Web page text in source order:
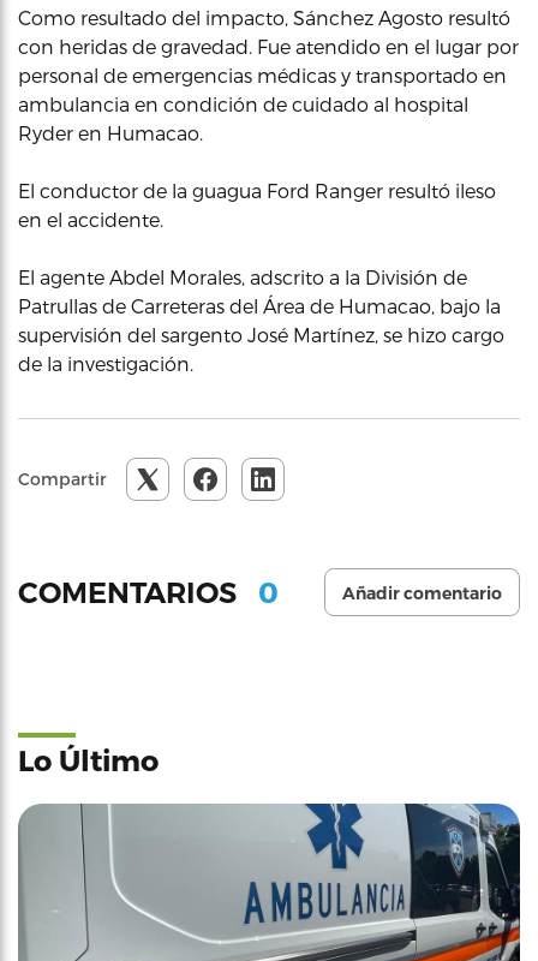
Como resultado del impacto, Sánchez Agosto resultó
con heridas de gravedad. Fue atendido en el lugar por
personal de emergencias médicas y transportado en
ambulancia en condición de cuidado al hospital
Ryder en Humacao.
El conductor de la guagua Ford Ranger resultó ileso
en el accidente.
El agente Abdel Morales, adscrito a la División de
Patrullas de Carreteras del Área de Humacao, bajo la
supervisión del sargento José Martínez, se hizo cargo
de la investigación.
Compartir
COMENTARIOS 0 Añadir comentario
Lo Último